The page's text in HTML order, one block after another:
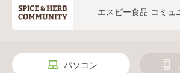
エスビー食品 コミュ
パソコン